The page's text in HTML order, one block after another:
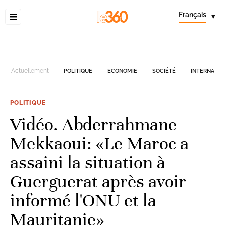
Français ▾
Actuellement POLITIQUE ECONOMIE SOCIÉTÉ
POLITIQUE
Vidéo. Abderrahmane
Mekkaoui: «Le Maroc a
assaini la situation à
Guerguerat après avoir
informé l'ONU et la
Mauritanie»